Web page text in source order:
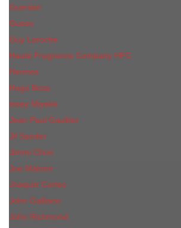
Guerlain
Guess
Guy Laroche
Haute Fragrance Company HFC
Hermes
Hugo Boss
Issey Miyake
Jean Paul Gaultier
Jil Sander
Jimmi Choo
Jое Malоnе
Joaquin Cortes
John Galliano
John Richmond